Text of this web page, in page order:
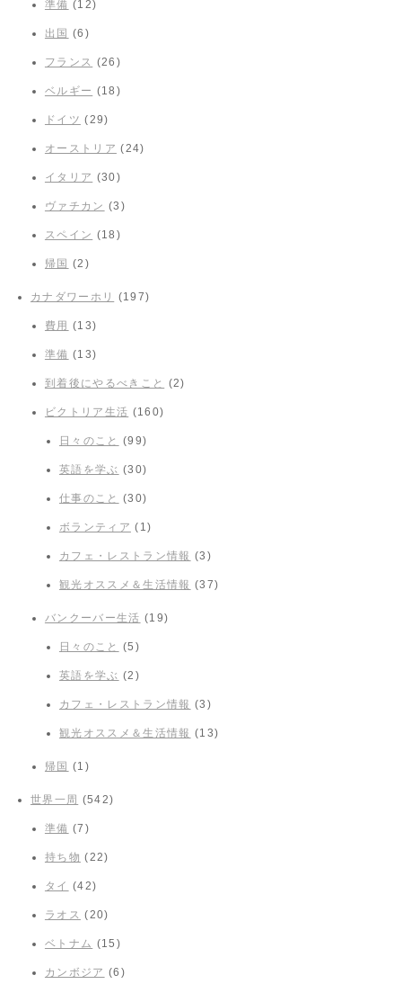
準備 (12)
出国 (6)
フランス (26)
ベルギー (18)
ドイツ (29)
オーストリア (24)
イタリア (30)
ヴァチカン (3)
スペイン (18)
帰国 (2)
カナダワーホリ (197)
費用 (13)
準備 (13)
到着後にやるべきこと (2)
ビクトリア生活 (160)
日々のこと (99)
英語を学ぶ (30)
仕事のこと (30)
ボランティア (1)
カフェ・レストラン情報 (3)
観光オススメ＆生活情報 (37)
バンクーバー生活 (19)
日々のこと (5)
英語を学ぶ (2)
カフェ・レストラン情報 (3)
観光オススメ＆生活情報 (13)
帰国 (1)
世界一周 (542)
準備 (7)
持ち物 (22)
タイ (42)
ラオス (20)
ベトナム (15)
カンボジア (6)